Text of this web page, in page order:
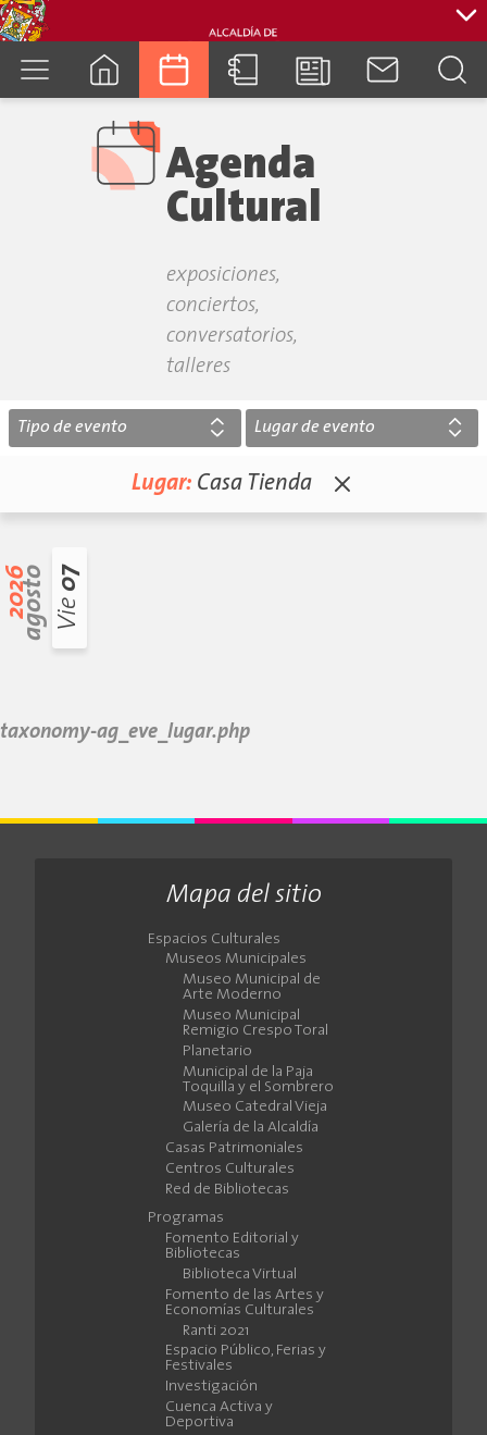
Agenda
Cultural
exposiciones,
conciertos,
conversatorios,
talleres
Lugar: Casa Tienda
2026agosto Vie
07
Tipo de evento Lugar de evento
taxonomy-ag_eve_lugar.php
Mapa del sitio
Espacios Culturales
Museos Municipales
Museo Municipal de
Arte Moderno
Museo Municipal
Remigio Crespo Toral
Planetario
Municipal de la Paja
Toquilla y el Sombrero
Museo Catedral Vieja
Galería de la Alcaldía
Casas Patrimoniales
Centros Culturales
Red de Bibliotecas
Programas
Fomento Editorial y
Bibliotecas
Biblioteca Virtual
Fomento de las Artes y
Economías Culturales
Ranti 2021
Espacio Público, Ferias y
Festivales
Investigación
Cuenca Activa y
Deportiva